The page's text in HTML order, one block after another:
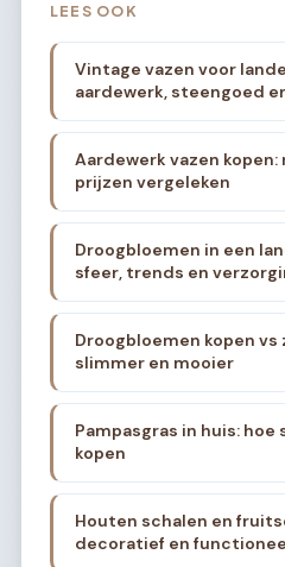
LEES OOK
Vintage vazen voor
aardewerk, steengoed
Aardewerk vazen
prijzen vergeleken
Droogbloemen in een
sfeer, trends en
Droogbloemen kopen vs
slimmer en mooier
Pampasgras in huis: hoe
kopen
Houten schalen en
decoratief en